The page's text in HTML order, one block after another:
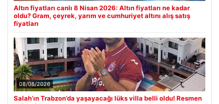
Altın fiyatları canlı 8 Nisan 2026: Altın fiyatları ne kadar
oldu? Gram, çeyrek, yarım ve cumhuriyet altını alış satış
fiyatları
08/08/2026
Salah’ın Trabzon’da yaşayacağı lüks villa belli oldu! Resmen